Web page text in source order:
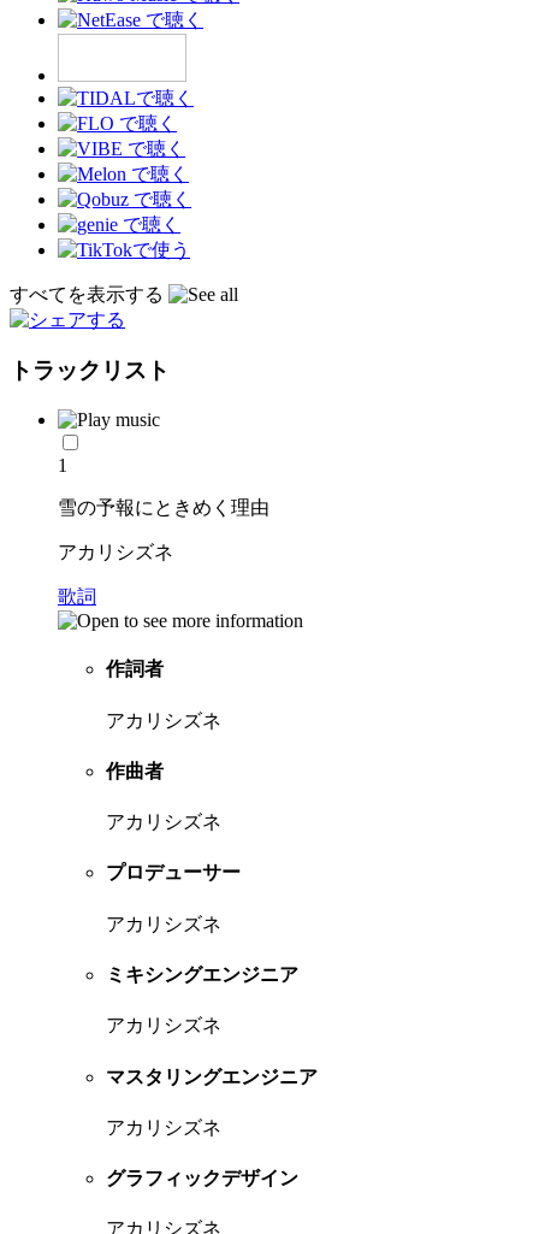
すべてを表示する
トラックリスト
1
雪の予報にときめく理由
アカリシズネ
歌詞
作詞者
アカリシズネ
作曲者
アカリシズネ
プロデューサー
アカリシズネ
ミキシングエンジニア
アカリシズネ
マスタリングエンジニア
アカリシズネ
グラフィックデザイン
アカリシズネ